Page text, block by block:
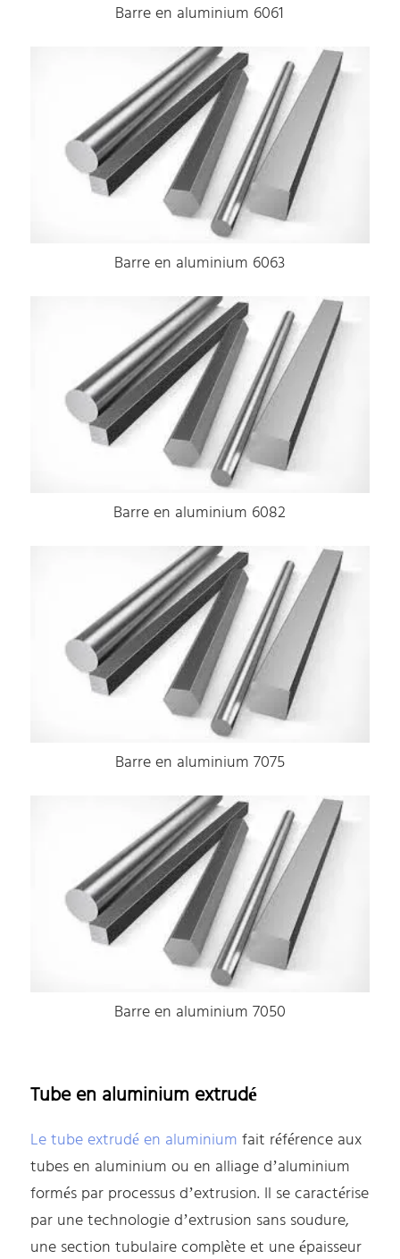
Barre en aluminium 6061
Barre en aluminium 6063
Barre en aluminium 6082
Barre en aluminium 7075
Barre en aluminium 7050
Tube en aluminium extrudé
Le tube extrudé en aluminium fait référence aux
tubes en aluminium ou en alliage d’aluminium
formés par processus d’extrusion. Il se caractérise
par une technologie d’extrusion sans soudure,
une section tubulaire complète et une épaisseur